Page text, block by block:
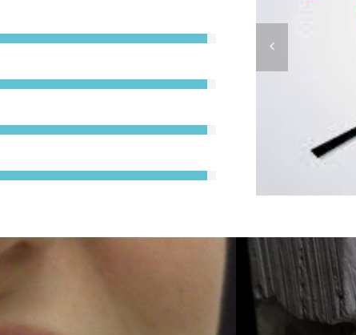
ΜΕΤΑΛΛΟΚΕΡΑΜΙΚΗ
Ακίνητη Προσθετική